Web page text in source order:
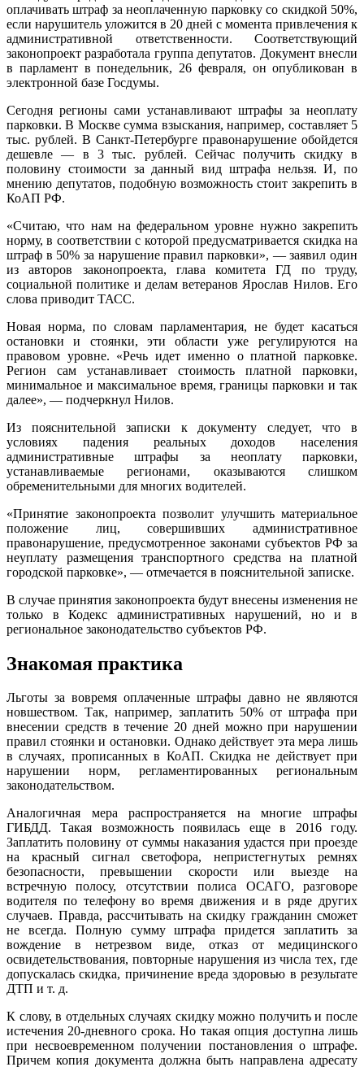
оплачивать штраф за неоплаченную парковку со скидкой 50%,
если нарушитель уложится в 20 дней с момента привлечения к
административной ответственности. Соответствующий
законопроект разработала группа депутатов. Документ внесли
в парламент в понедельник, 26 февраля, он опубликован в
электронной базе Госдумы.
Сегодня регионы сами устанавливают штрафы за неоплату
парковки. В Москве сумма взыскания, например, составляет 5
тыс. рублей. В Санкт-Петербурге правонарушение обойдется
дешевле — в 3 тыс. рублей. Сейчас получить скидку в
половину стоимости за данный вид штрафа нельзя. И, по
мнению депутатов, подобную возможность стоит закрепить в
КоАП РФ.
«Считаю, что нам на федеральном уровне нужно закрепить
норму, в соответствии с которой предусматривается скидка на
штраф в 50% за нарушение правил парковки», — заявил один
из авторов законопроекта, глава комитета ГД по труду,
социальной политике и делам ветеранов Ярослав Нилов. Его
слова приводит ТАСС.
Новая норма, по словам парламентария, не будет касаться
остановки и стоянки, эти области уже регулируются на
правовом уровне. «Речь идет именно о платной парковке.
Регион сам устанавливает стоимость платной парковки,
минимальное и максимальное время, границы парковки и так
далее», — подчеркнул Нилов.
Из пояснительной записки к документу следует, что в
условиях падения реальных доходов населения
административные штрафы за неоплату парковки,
устанавливаемые регионами, оказываются слишком
обременительными для многих водителей.
«Принятие законопроекта позволит улучшить материальное
положение лиц, совершивших административное
правонарушение, предусмотренное законами субъектов РФ за
неуплату размещения транспортного средства на платной
городской парковке», — отмечается в пояснительной записке.
В случае принятия законопроекта будут внесены изменения не
только в Кодекс административных нарушений, но и в
региональное законодательство субъектов РФ.
Знакомая практика
Льготы за вовремя оплаченные штрафы давно не являются
новшеством. Так, например, заплатить 50% от штрафа при
внесении средств в течение 20 дней можно при нарушении
правил стоянки и остановки. Однако действует эта мера лишь
в случаях, прописанных в КоАП. Скидка не действует при
нарушении норм, регламентированных региональным
законодательством.
Аналогичная мера распространяется на многие штрафы
ГИБДД. Такая возможность появилась еще в 2016 году.
Заплатить половину от суммы наказания удастся при проезде
на красный сигнал светофора, непристегнутых ремнях
безопасности, превышении скорости или выезде на
встречную полосу, отсутствии полиса ОСАГО, разговоре
водителя по телефону во время движения и в ряде других
случаев. Правда, рассчитывать на скидку гражданин сможет
не всегда. Полную сумму штрафа придется заплатить за
вождение в нетрезвом виде, отказ от медицинского
освидетельствования, повторные нарушения из числа тех, где
допускалась скидка, причинение вреда здоровью в результате
ДТП и т. д.
К слову, в отдельных случаях скидку можно получить и после
истечения 20-дневного срока. Но такая опция доступна лишь
при несвоевременном получении постановления о штрафе.
Причем копия документа должна быть направлена адресату